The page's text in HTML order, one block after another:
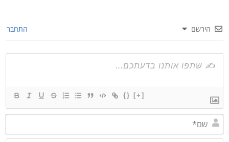
הירשם התחבר
{}